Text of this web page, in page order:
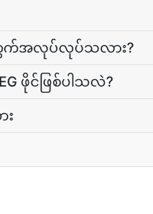
အတွက်အလုပ်လုပ်သလား?
ဖိုင်ဖြစ်ပါသလဲ?
း